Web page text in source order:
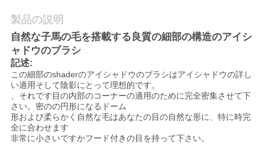
PRIVACY
POLICY
製品の説明
自然な子馬の毛を搭載する良質の細部の構造のアイシ
ャドウのブラシ
記述:
この細部のshaderのアイシャドウのブラシはアイシャドウの詳し
い適用そして陰影にとって理想的です。
、それです目の内部のコーナーの適用のために完全密集させて下
さい。密のの円形になるドーム
形および柔らかく自然な毛はあなたの目の自然な形に、特に時完
全に合わせます
非常に小さいですかフード付きの目を持って下さい。